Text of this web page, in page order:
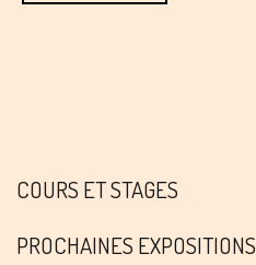
COURS ET STAGES
PROCHAINES EXPOSITIONS